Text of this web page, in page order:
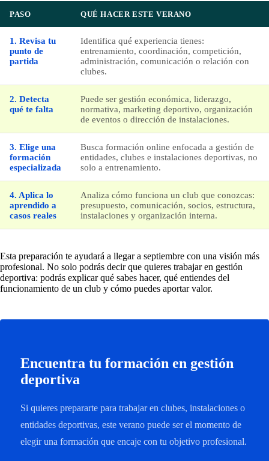
PASO QUÉ HACER ESTE VERANO
1. Revisa tu
punto de
partida
Identifica qué experiencia tienes:
entrenamiento, coordinación, competición,
administración, comunicación o relación con
clubes.
2. Detecta
qué te falta
Puede ser gestión económica, liderazgo,
normativa, marketing deportivo, organización
de eventos o dirección de instalaciones.
3. Elige una
formación
especializada
Busca formación online enfocada a gestión de
entidades, clubes e instalaciones deportivas, no
solo a entrenamiento.
4. Aplica lo
aprendido a
casos reales
Analiza cómo funciona un club que conozcas:
presupuesto, comunicación, socios, estructura,
instalaciones y organización interna.
Esta preparación te ayudará a llegar a septiembre con una visión más
profesional. No solo podrás decir que quieres trabajar en gestión
deportiva: podrás explicar qué sabes hacer, qué entiendes del
funcionamiento de un club y cómo puedes aportar valor.
Encuentra tu formación en gestión
deportiva
Si quieres prepararte para trabajar en clubes, instalaciones o
entidades deportivas, este verano puede ser el momento de
elegir una formación que encaje con tu objetivo profesional.